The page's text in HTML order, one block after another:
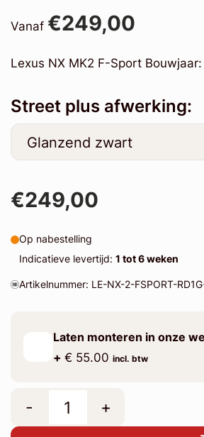
Vanaf €249,00
Lexus NX MK2 F-Sport
Street plus afwerking:
€249,00
Op nabestelling
Indicatieve levertijd: 1 tot 6 weken
Artikelnummer: LE-NX-2-FSPORT-
Laten monteren in onze
+ € 55.00 incl. btw
- +